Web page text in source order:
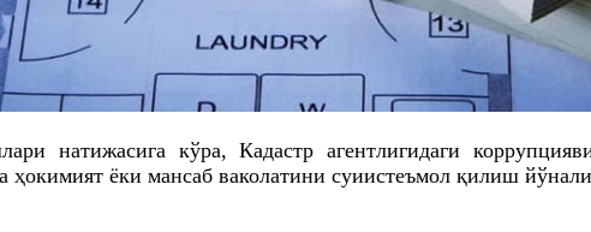
натижасига кўра, Кадастр агентлигидаги
ёки мансаб ваколатини суиистеъмол қилиш